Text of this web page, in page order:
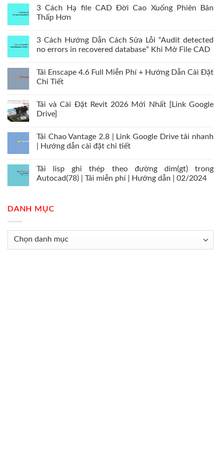
3 Cách Hạ file CAD Đời Cao Xuống Phiên Bản
Thấp Hơn
3 Cách Hướng Dẫn Cách Sửa Lỗi “Audit detected
no errors in recovered database” Khi Mở File CAD
Tải Enscape 4.6 Full Miễn Phí + Hướng Dẫn Cài Đặt
Chi Tiết
Tải và Cài Đặt Revit 2026 Mới Nhất [Link Google
Drive]
Tải Chao Vantage 2.8 | Link Google Drive tải nhanh
| Hướng dẫn cài đặt chi tiết
Tải lisp ghi thép theo đường dim(gt) trong
Autocad(78) | Tải miễn phí | Hướng dẫn | 02/2024
DANH MỤC
Danh